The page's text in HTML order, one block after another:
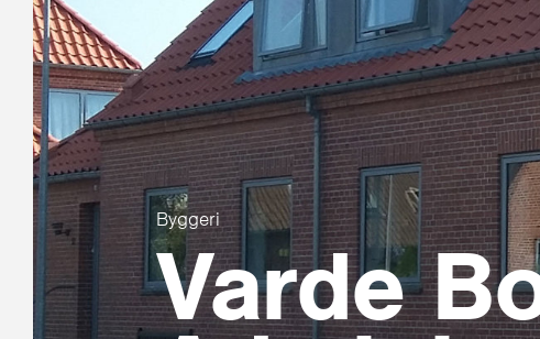
Byggeri
Varde